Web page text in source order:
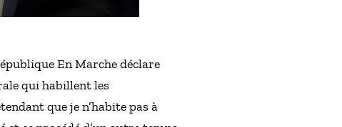
En Marche déclare
qui habillent les
que je n’habite pas à